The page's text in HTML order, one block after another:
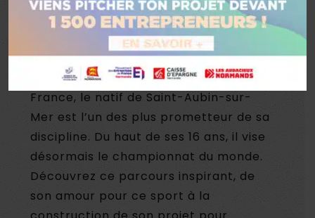
Connaissez-vous le stand-up paddle ?
Simon Ackermann parle avec passion
de cette pratique sportive en plein
développement. Triple champion de
France, le natif de Saint-Aubin-sur-
Mer est l’un des plus prometteur de sa
discipline. Du haut de ses 16 ans, il vise
désormais le championnat du monde.
Découvrez ce parcours inspirant, de
son amour pour ce sport à la